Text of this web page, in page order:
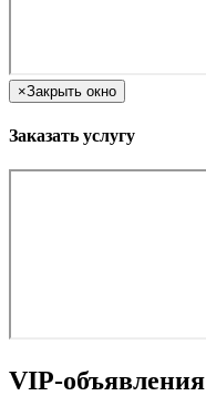
×Закрыть окно
Заказать услугу
VIP-объявления